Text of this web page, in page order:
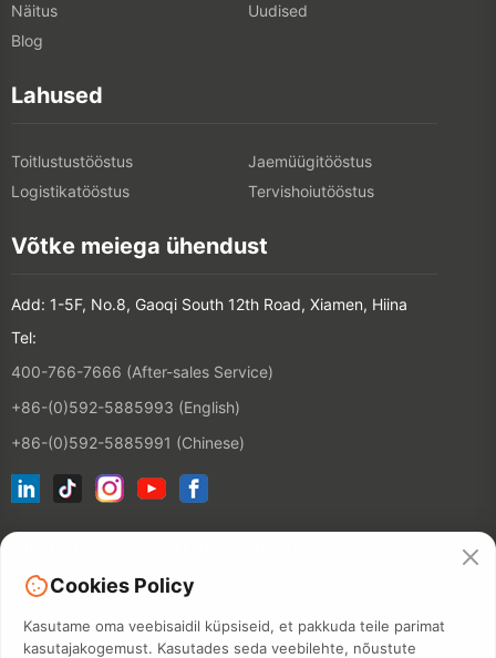
Näitus
Uudised
Blog
Lahused
Toitlustustööstus
Jaemüügitööstus
Logistikatööstus
Tervishoiutööstus
Võtke meiega ühendust
Add: 1-5F, No.8, Gaoqi South 12th Road, Xiamen, Hiina
Tel:
400-766-7666 (After-sales Service)
+86-(0)592-5885993 (English)
+86-(0)592-5885991 (Chinese)
Cookies Policy
Kasutame oma veebisaidil küpsiseid, et pakkuda teile parimat
kasutajakogemust. Kasutades seda veebilehte, nõustute